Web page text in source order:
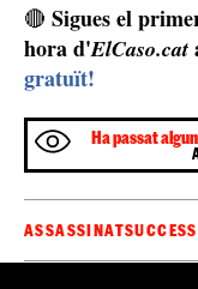
🔴 Sigues el
hora d'ElCaso.cat
gratuït!
Ha passat
ASSASSINAT